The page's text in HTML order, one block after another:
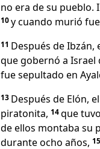
no era de su pueblo.
10y cuando murió
11 Después de Ibzán,
que gobernó a Israel
fue sepultado en
13 Después de Elón,
piratonita, 14que
de ellos montaba su
durante ocho años, 15